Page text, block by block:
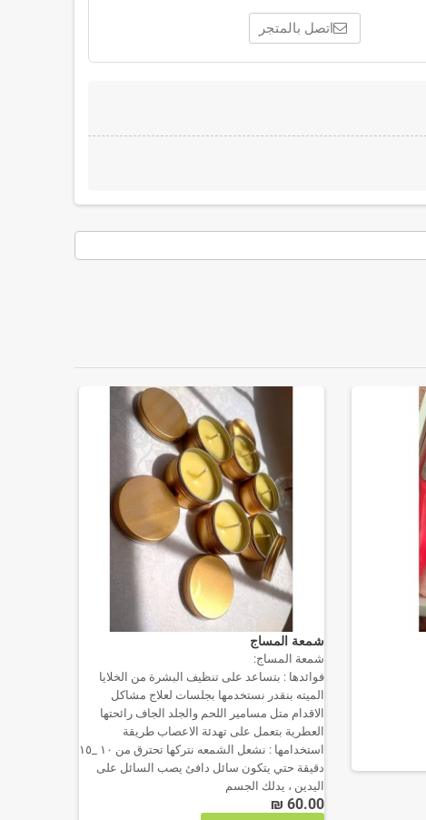
اتصل بالمتجر
شمعة المساج
شمعة المساج:
فوائدها : بتساعد على تنظيف البشرة من الخلايا
الميته بنقدر نستخدمها بجلسات لعلاج مشاكل
الاقدام متل مسامير اللحم والجلد الجاف رائحتها
العطرية بتعمل على تهدئة الاعصاب طريقة
استخدامها : نشعل الشمعه نتركها تحترق من ١٠ _١٥
دقيقة حتي يتكون سائل دافئ يصب السائل على
اليدين ، يدلك الجسم
60.00 ₪